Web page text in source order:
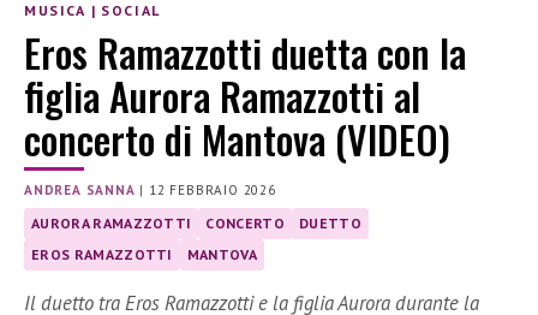
MUSICA | SOCIAL
Eros Ramazzotti duetta con la
figlia Aurora Ramazzotti al
concerto di Mantova (VIDEO)
ANDREA SANNA | 12 FEBBRAIO 2026
AURORA RAMAZZOTTI CONCERTO
DUETTO
EROS RAMAZZOTTI
MANTOVA
Il duetto tra Eros Ramazzotti e la figlia Aurora durante la